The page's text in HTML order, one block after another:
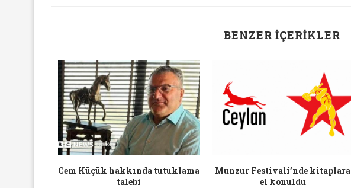
BENZER İÇERIKLER
Cem Küçük hakkında tutuklama
talebi
Munzur Festivali’nde kitaplara
el konuldu
Yaş Ayrımcılığı
Konuştuk
16/Nis/2018
Mart Ayında Nefret Söylemi
Konuştuk